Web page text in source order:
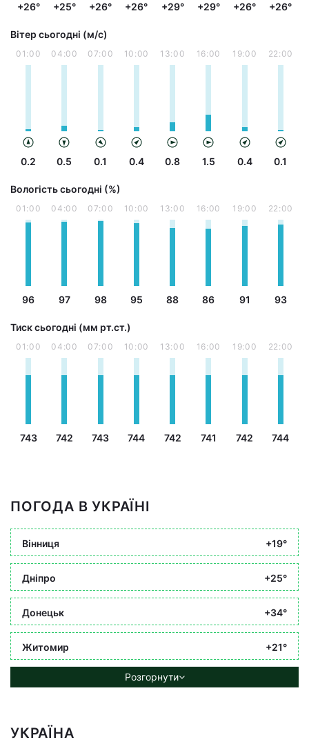
+26° +25° +26° +26° +29° +29° +26° +26°
Вітер сьогодні (м/с)
01:00
0.2
04:00
0.5
07:00
0.1
10:00
0.4
13:00
0.8
16:00
1.5
19:00
0.4
22:00
0.1
Вологість сьогодні (%)
01:00
96
04:00
97
07:00
98
10:00
95
13:00
88
16:00
86
19:00
91
22:00
93
Тиск сьогодні (мм рт.ст.)
01:00
743
04:00
742
07:00
743
10:00
744
13:00
742
16:00
741
19:00
742
22:00
744
ПОГОДА В УКРАЇНІ
Вінниця +19°
Дніпро +25°
Донецьк +34°
Житомир +21°
Розгорнути
УКРАЇНА